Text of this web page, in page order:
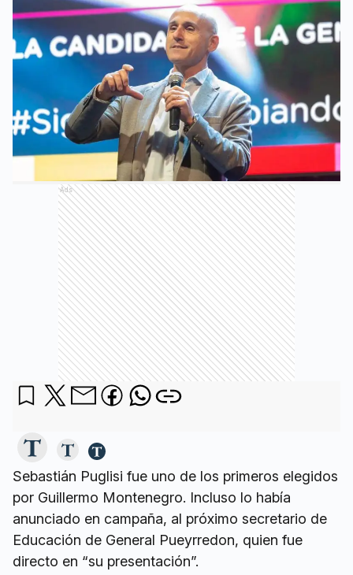
Ads
Sebastián Puglisi fue uno de los primeros elegidos
por Guillermo Montenegro. Incluso lo había
anunciado en campaña, al próximo secretario de
Educación de General Pueyrredon, quien fue
directo en “su presentación”.